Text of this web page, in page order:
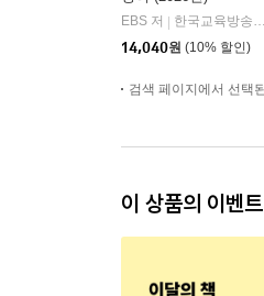
EBS 저
한국교육방송공사
14,040원 (10% 할인)
검색 페이지에서 선택
이 상품의 이벤트